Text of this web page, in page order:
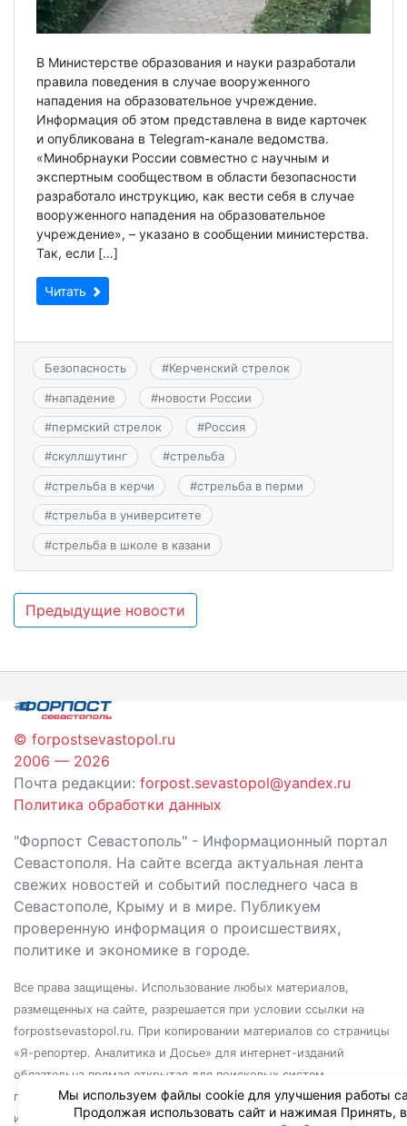
В Министерстве образования и науки разработали
правила поведения в случае вооруженного
нападения на образовательное учреждение.
Информация об этом представлена в виде карточек
и опубликована в Telegram-канале ведомства.
«Минобрнауки России совместно с научным и
экспертным сообществом в области безопасности
разработало инструкцию, как вести себя в случае
вооруженного нападения на образовательное
учреждение», – указано в сообщении министерства.
Так, если […]
Читать
Безопасность #Керченский стрелок
#нападение #новости России
#пермский стрелок #Россия
#скуллшутинг #стрельба
#стрельба в керчи #стрельба в перми
#стрельба в университете
#стрельба в школе в казани
Навигация
записям
Предыдущие новости
© forpostsevastopol.ru
2006 — 2026
Почта редакции: forpost.sevastopol@yandex.ru
Политика обработки данных
"Форпост Севастополь" - Информационный портал
Севастополя. На сайте всегда актуальная лента
свежих новостей и событий последнего часа в
Севастополе, Крыму и в мире. Публикуем
проверенную информация о происшествиях,
политике и экономике в городе.
Все права защищены. Использование любых материалов,
размещенных на сайте, разрешается при условии ссылки на
forpostsevastopol.ru. При копировании материалов со страницы
«Я-репортер. Аналитика и Досье» для интернет-изданий
обязательна прямая открытая для поисковых систем
гиперссылка. Независимо от полного или частичного
использования материалов, ссылка должна быть размещена в
Мы используем файлы cookie для улучшения работы
Продолжая использовать сайт и нажимая Принять,